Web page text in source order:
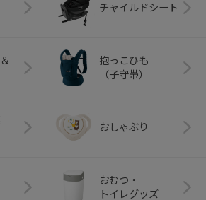
チャイルドシート
抱っこひも
（子守帯）
おしゃぶり
おむつ・
トイレグッズ